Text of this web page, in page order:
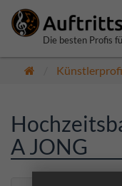
Die besten Profis
A JONG